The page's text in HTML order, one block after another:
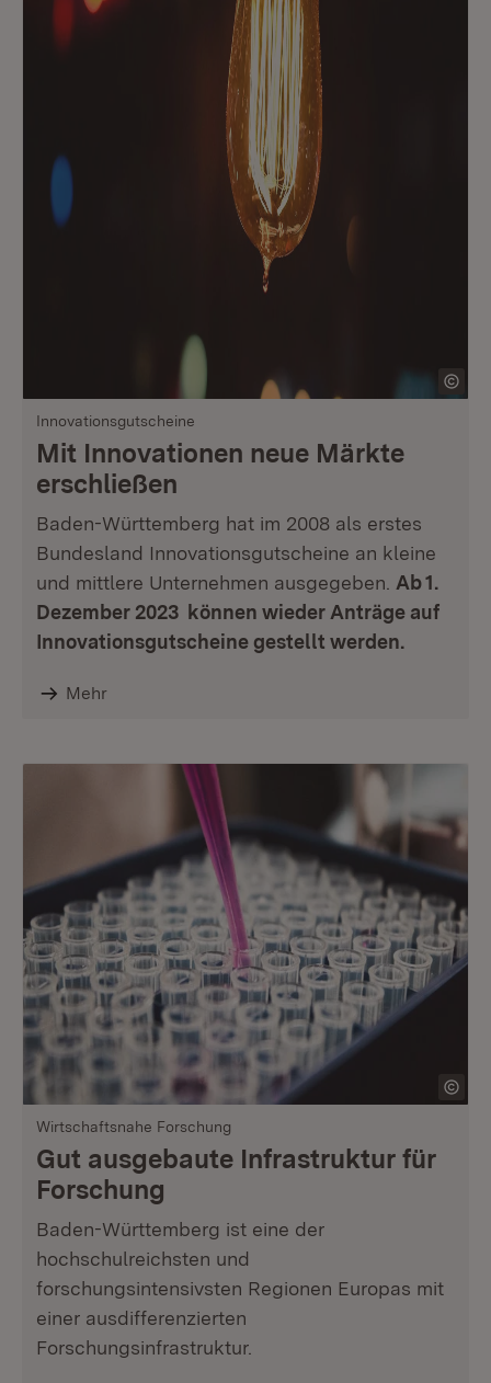
Innovationsgutscheine
Mit Innovationen neue Märkte
erschließen
Baden-Württemberg hat im 2008 als erstes
Bundesland Innovationsgutscheine an kleine
und mittlere Unternehmen ausgegeben. Ab 1.
Dezember 2023 können wieder Anträge auf
Innovationsgutscheine gestellt werden.
Mehr
Wirtschaftsnahe Forschung
Gut ausgebaute Infrastruktur für
Forschung
Baden-Württemberg ist eine der
hochschulreichsten und
forschungsintensivsten Regionen Europas mit
einer ausdifferenzierten
Forschungsinfrastruktur.